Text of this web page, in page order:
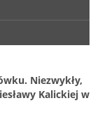
Niezwykły,
Kalickiej w